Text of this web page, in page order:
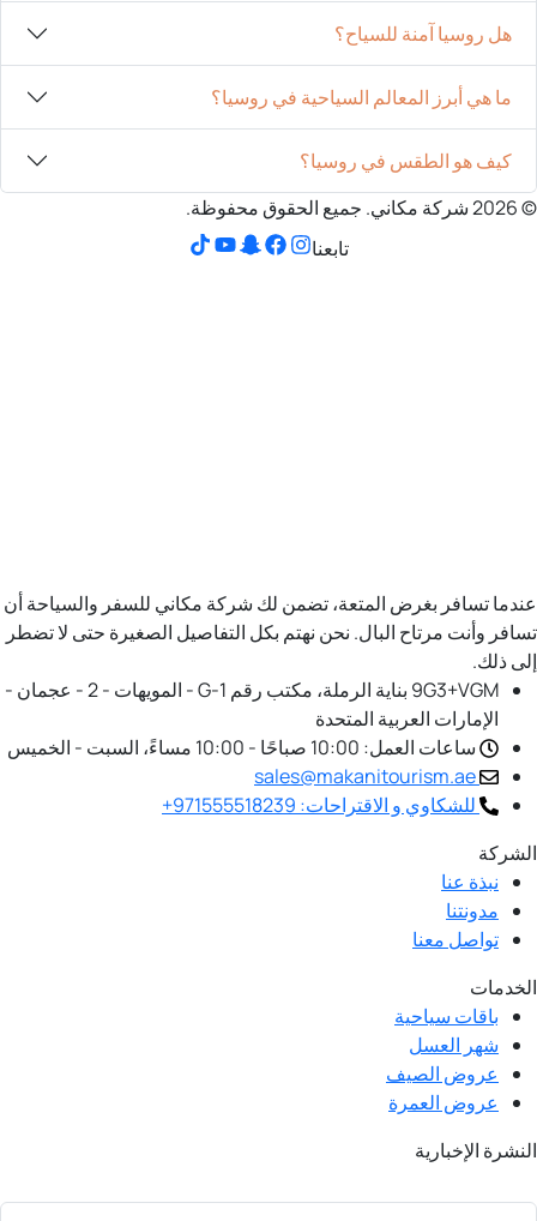
هل روسيا آمنة للسياح؟
ما هي أبرز المعالم السياحية في روسيا؟
كيف هو الطقس في روسيا؟
© 2026 شركة مكاني. جميع الحقوق محفوظة.
تابعنا
عندما تسافر بغرض المتعة، تضمن لك شركة مكاني للسفر والسياحة أن
تسافر وأنت مرتاح البال. نحن نهتم بكل التفاصيل الصغيرة حتى لا تضطر
إلى ذلك.
9G3+VGM بناية الرملة، مكتب رقم G-1 - المويهات - 2 - عجمان -
الإمارات العربية المتحدة
ساعات العمل: 10:00 صباحًا - 10:00 مساءً، السبت - الخميس
sales@makanitourism.ae
للشكاوي و الاقتراحات: 971555518239+
الشركة
نبذة عنا
مدونتنا
تواصل معنا
الخدمات
باقات سياحية
شهر العسل
عروض الصيف
عروض العمرة
النشرة الإخبارية